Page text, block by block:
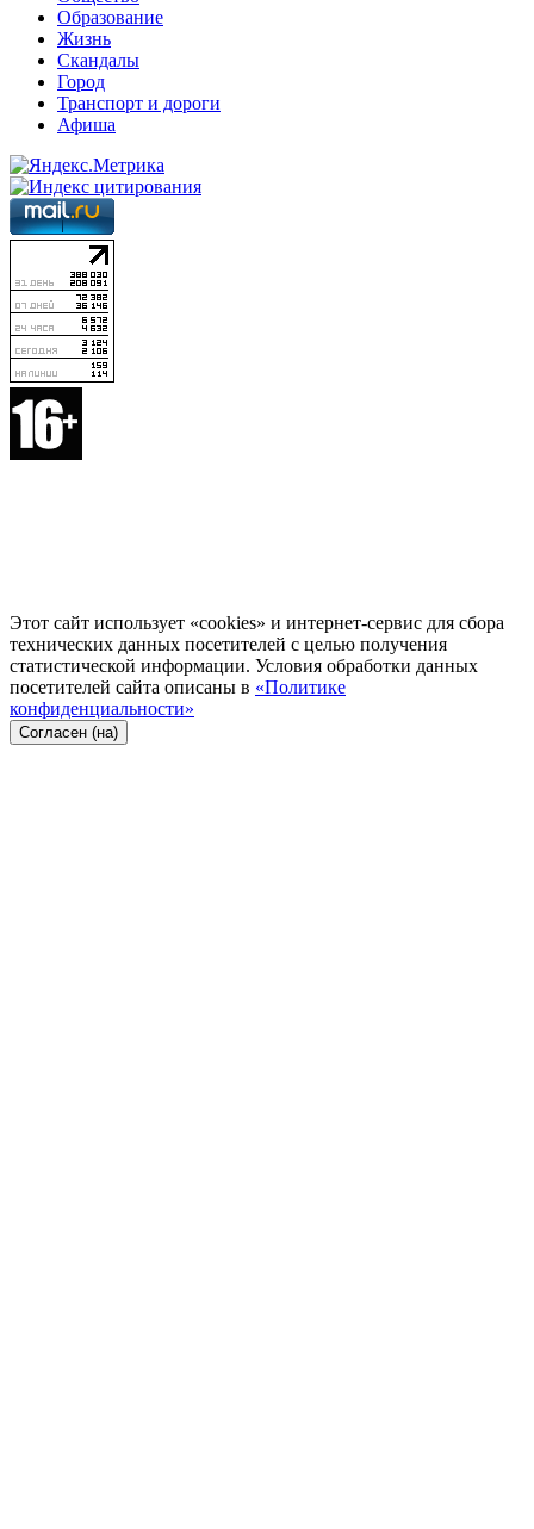
Образование
Жизнь
Скандалы
Город
Транспорт и дороги
Афиша
Этот сайт использует «cookies» и интернет-сервис для сбора
технических данных посетителей с целью получения
статистической информации. Условия обработки данных
посетителей сайта описаны в «Политике
конфиденциальности»
Согласен (на)